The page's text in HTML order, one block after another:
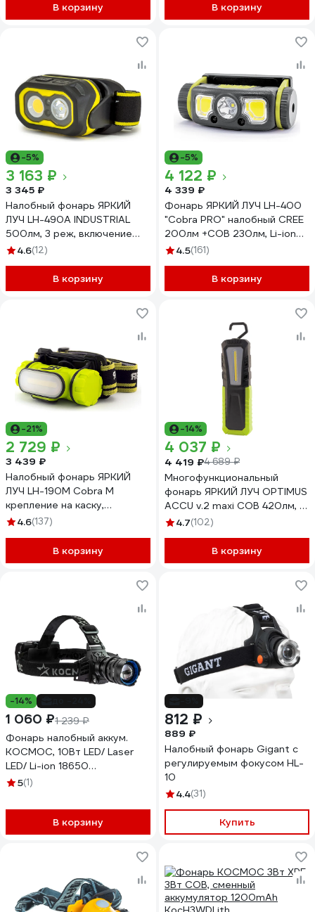
В корзину В корзину
-5%
3 163 ₽
3 345 ₽
Налобный фонарь ЯРКИЙ
ЛУЧ LH-490A INDUSTRIAL
500лм, 3 реж, включение
взмахом, крепление на каску,
4606400106784
4.6(12)
В корзину
-5%
4 122 ₽
4 339 ₽
Фонарь ЯРКИЙ ЛУЧ LH-400
"Cobra PRO" налобный CREE
200лм +COB 230лм, Li-ion
2600mAh 4606400106302
4.5(161)
В корзину
-21%
2 729 ₽
3 439 ₽
Налобный фонарь ЯРКИЙ
ЛУЧ LH-190M Cobra М
крепление на каску,
4606400105886
4.6(137)
В корзину
-14%
4 037 ₽
4 419 ₽4 689 ₽
Многофункциональный
фонарь ЯРКИЙ ЛУЧ ОPTIMUS
ACCU v.2 mаxi COB 420лм, 3
реж, магнит/крюк, Li-ion
4.7(102)
В корзину
-14%
1 060 ₽1 239 ₽
Фонарь налобный аккум.
КОСМОС, 10Вт LED/ Laser
LED/ Li-ion 18650
3x1200mAh/ алюм./ USB
5(1)
В корзину
812 ₽
889 ₽
Налобный фонарь Gigant с
регулируемым фокусом HL-
10
4.4(31)
Купить